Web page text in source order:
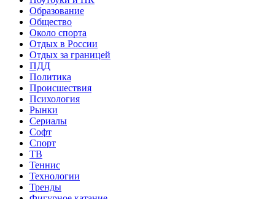
Образование
Общество
Около спорта
Отдых в России
Отдых за границей
ПДД
Политика
Происшествия
Психология
Рынки
Сериалы
Софт
Спорт
ТВ
Теннис
Технологии
Тренды